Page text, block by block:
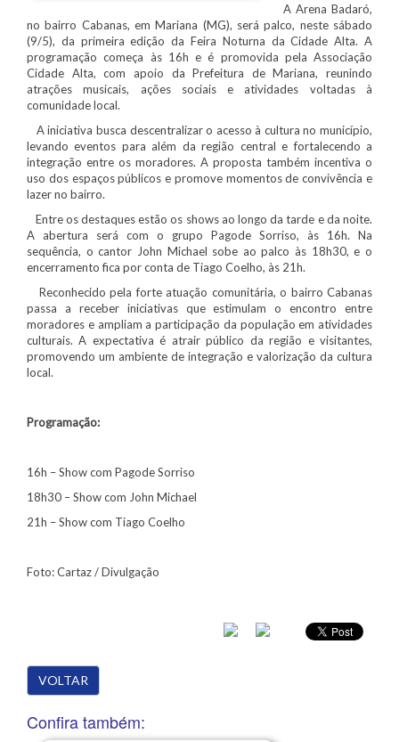
A Arena Badaró,
no bairro Cabanas, em Mariana (MG), será palco, neste sábado
(9/5), da primeira edição da Feira Noturna da Cidade Alta. A
programação começa às 16h e é promovida pela Associação
Cidade Alta, com apoio da Prefeitura de Mariana, reunindo
atrações musicais, ações sociais e atividades voltadas à
comunidade local.
A iniciativa busca descentralizar o acesso à cultura no município,
levando eventos para além da região central e fortalecendo a
integração entre os moradores. A proposta também incentiva o
uso dos espaços públicos e promove momentos de convivência e
lazer no bairro.
Entre os destaques estão os shows ao longo da tarde e da noite.
A abertura será com o grupo Pagode Sorriso, às 16h. Na
sequência, o cantor John Michael sobe ao palco às 18h30, e o
encerramento fica por conta de Tiago Coelho, às 21h.
Reconhecido pela forte atuação comunitária, o bairro Cabanas
passa a receber iniciativas que estimulam o encontro entre
moradores e ampliam a participação da população em atividades
culturais. A expectativa é atrair público da região e visitantes,
promovendo um ambiente de integração e valorização da cultura
local.
Programação:
16h – Show com Pagode Sorriso
18h30 – Show com John Michael
21h – Show com Tiago Coelho
Foto: Cartaz / Divulgação
VOLTAR
Confira também: